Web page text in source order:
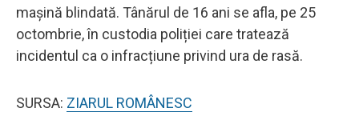
mașină blindată. Tânărul de 16 ani se afla, pe 25
octombrie, în custodia poliției care tratează
incidentul ca o infracțiune privind ura de rasă.
SURSA: ZIARUL ROMÂNESC